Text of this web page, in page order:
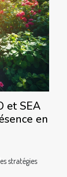
et SEA
en
stratégies